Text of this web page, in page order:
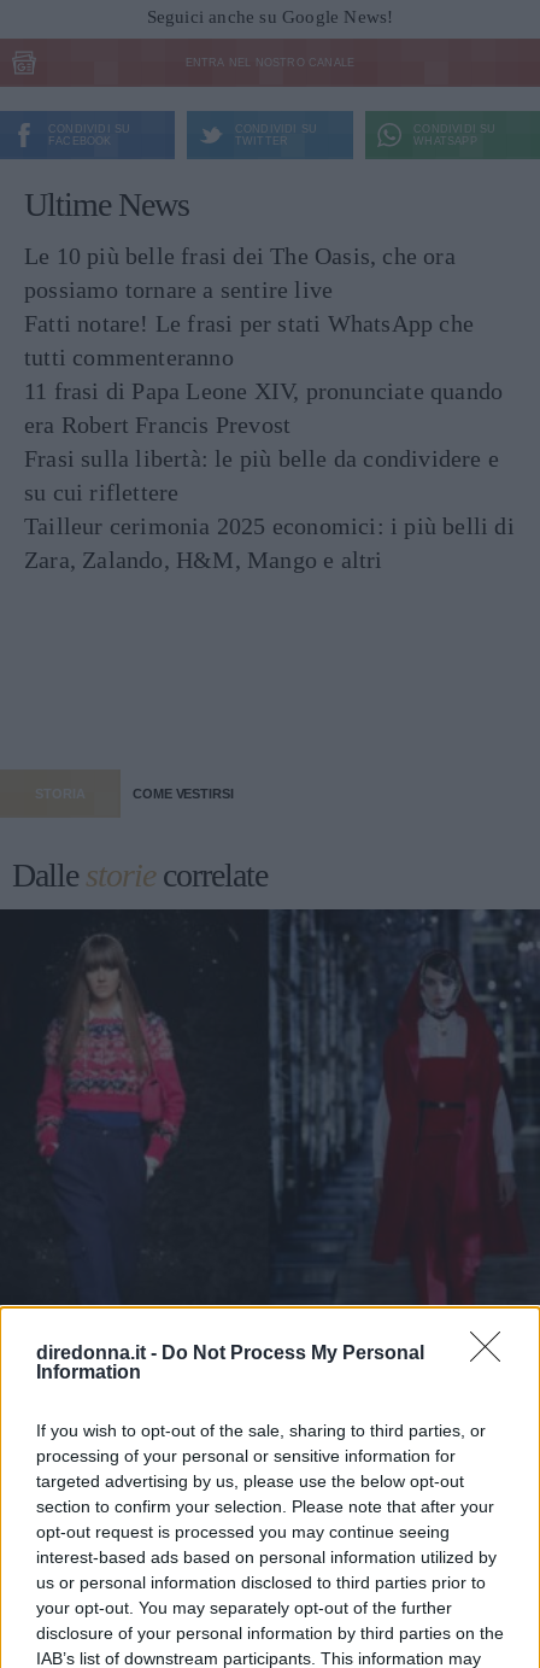
diredonna.it - Do Not Process My Personal
Information
If you wish to opt-out of the sale, sharing to third parties, or
processing of your personal or sensitive information for
targeted advertising by us, please use the below opt-out
section to confirm your selection. Please note that after your
opt-out request is processed you may continue seeing
interest-based ads based on personal information utilized by
us or personal information disclosed to third parties prior to
your opt-out. You may separately opt-out of the further
disclosure of your personal information by third parties on the
IAB’s list of downstream participants. This information may
Seguici anche su Google News!
ENTRA NEL NOSTRO CANALE
CONDIVIDI SU
FACEBOOK
CONDIVIDI SU
TWITTER
CONDIVIDI SU
WHATSAPP
Ultime News
Le 10 più belle frasi dei The Oasis, che ora
possiamo tornare a sentire live
Fatti notare! Le frasi per stati WhatsApp che
tutti commenteranno
11 frasi di Papa Leone XIV, pronunciate quando
era Robert Francis Prevost
Frasi sulla libertà: le più belle da condividere e
su cui riflettere
Tailleur cerimonia 2025 economici: i più belli di
Zara, Zalando, H&M, Mango e altri
STORIA COME VESTIRSI
Dallestoriecorrelate
MODA
Guardaroba autunnale: must
have e colori dai quali ripartire
Direttamente dalle passerelle, ecco i 10 must have da avere
nel proprio guardaroba autunnale e i colori dai quali
ripartire dopo le vacanze